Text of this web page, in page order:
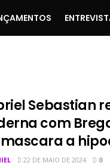
Sebastian
com
a
22 DE MAIO DE 2024 0